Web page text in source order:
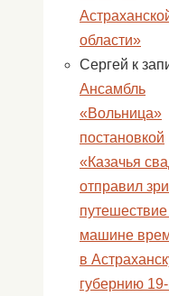
области»
Сергей к
Ансамбль
«Вольница»
постановкой
«Казачья
отправил
машине
в
губернию 19-